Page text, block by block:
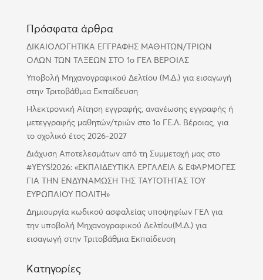
Πρόσφατα άρθρα
ΔΙΚΑΙΟΛΟΓΗΤΙΚΑ ΕΓΓΡΑΦΗΣ ΜΑΘΗΤΩΝ/ΤΡΙΩΝ
ΟΛΩΝ ΤΩΝ ΤΑΞΕΩΝ ΣΤΟ 1ο ΓΕΛ ΒΕΡΟΙΑΣ
Υποβολή Μηχανογραφικού Δελτίου (Μ.Δ.) για εισαγωγή
στην Τριτοβάθμια Εκπαίδευση
Ηλεκτρονική Αίτηση εγγραφής, ανανέωσης εγγραφής ή
μετεγγραφής μαθητών/τριών στο 1ο ΓΕ.Λ. Βέροιας, για
το σχολικό έτος 2026-2027
Διάχυση Αποτελεσμάτων από τη Συμμετοχή μας στο
#YEYS!2026: «ΕΚΠΑΙΔΕΥΤΙΚΑ ΕΡΓΑΛΕΙΑ & ΕΦΑΡΜΟΓΕΣ
ΓΙΑ ΤΗΝ ΕΝΔΥΝΑΜΩΣΗ ΤΗΣ ΤΑΥΤΟΤΗΤΑΣ ΤΟΥ
ΕΥΡΩΠΑΙΟΥ ΠΟΛΙΤΗ»
Δημιουργία κωδικού ασφαλείας υποψηφίων ΓΕΛ για
την υποβολή Μηχανογραφικού Δελτίου(Μ.Δ.) για
εισαγωγή στην Τριτοβάθμια Εκπαίδευση
Kατηγορίες